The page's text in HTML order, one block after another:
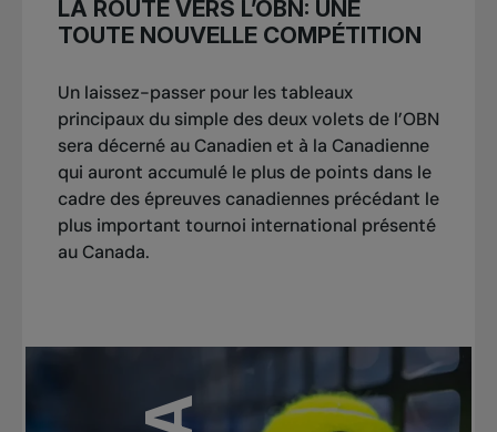
LA ROUTE VERS L’OBN: UNE
TOUTE NOUVELLE COMPÉTITION
Un laissez-passer pour les tableaux
principaux du simple des deux volets de l’OBN
sera décerné au Canadien et à la Canadienne
qui auront accumulé le plus de points dans le
cadre des épreuves canadiennes précédant le
plus important tournoi international présenté
au Canada.